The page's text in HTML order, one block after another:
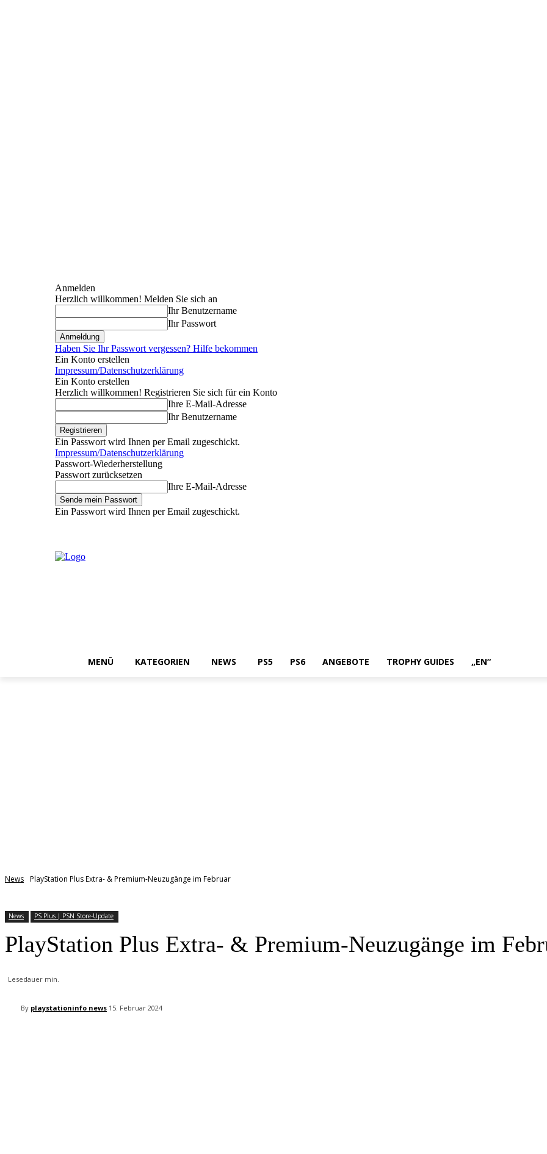
Anmelden
Herzlich willkommen! Melden Sie sich an
Ihr Benutzername
Ihr Passwort
Haben Sie Ihr Passwort vergessen? Hilfe bekommen
Ein Konto erstellen
Impressum/Datenschutzerklärung
Ein Konto erstellen
Herzlich willkommen! Registrieren Sie sich für ein Konto
Ihre E-Mail-Adresse
Ihr Benutzername
Ein Passwort wird Ihnen per Email zugeschickt.
Impressum/Datenschutzerklärung
Passwort-Wiederherstellung
Passwort zurücksetzen
Ihre E-Mail-Adresse
Ein Passwort wird Ihnen per Email zugeschickt.
MENÜ KATEGORIEN NEWS PS5 PS6 ANGEBOTE TROPHY GUIDES „EN“
News PlayStation Plus Extra- & Premium-Neuzugänge im Februar
News PS Plus | PSN Store-Update
PlayStation Plus Extra- & Premium-Neuzugänge im
Lesedauer min.
By playstationinfo news 15. Februar 2024